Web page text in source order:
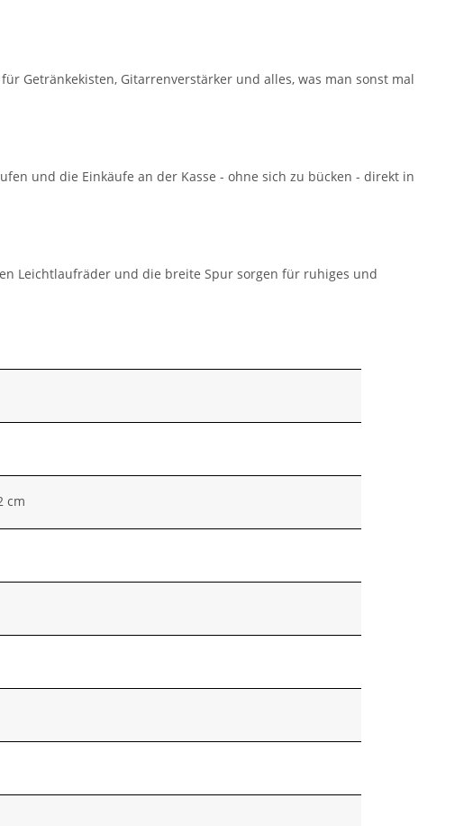
Getränkekisten, Gitarrenverstärker und alles, was man sonst mal
und die Einkäufe an der Kasse - ohne sich zu bücken - direkt in
Leichtlaufräder und die breite Spur sorgen für ruhiges und
cm